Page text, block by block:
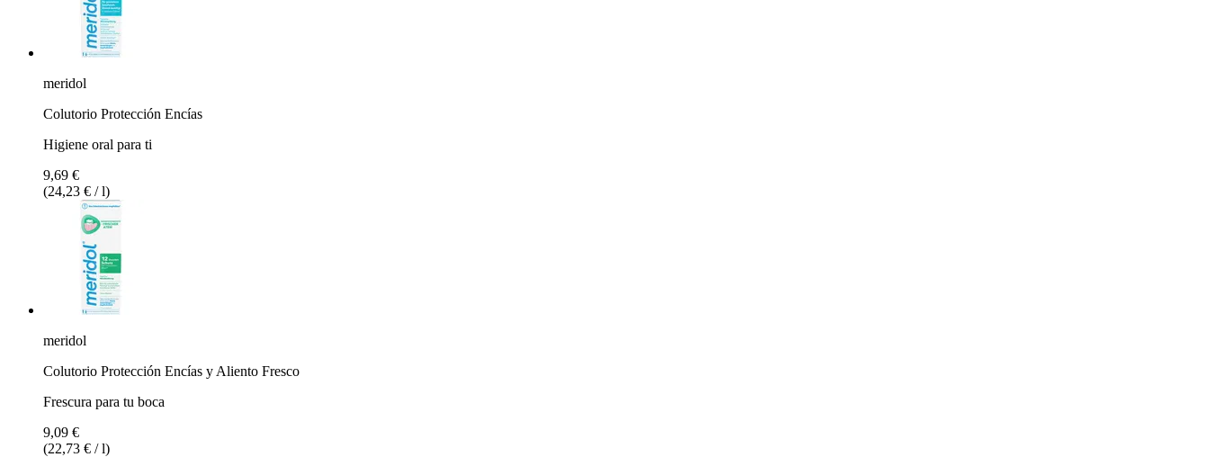
meridol
Colutorio Protección Encías
Higiene oral para ti
9,69 €
(24,23 € / l)
meridol
Colutorio Protección Encías y Aliento Fresco
Frescura para tu boca
9,09 €
(22,73 € / l)